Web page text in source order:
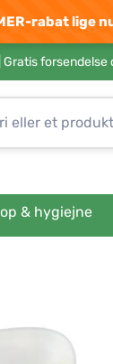
rabat lige
Gratis forsendelse
& hygiejne